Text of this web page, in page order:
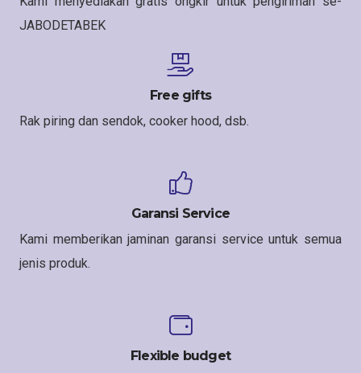
JABODETABEK
Free gifts
Rak piring dan sendok, cooker hood, dsb.
Garansi Service
Kami memberikan jaminan garansi service untuk semua
jenis produk.
Flexible budget